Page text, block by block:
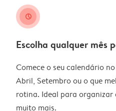
clock
Escolha qualquer mês
Comece o seu calendário
Abril, Setembro ou o que
rotina. Ideal para
muito mais.